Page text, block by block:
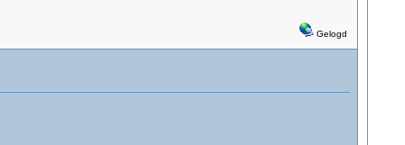
Gelogd